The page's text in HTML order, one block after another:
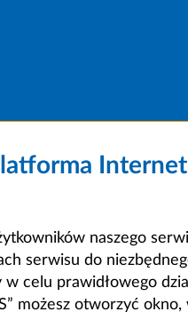
naszego
serwisu do
celu prawidłowego
możesz otworzyć